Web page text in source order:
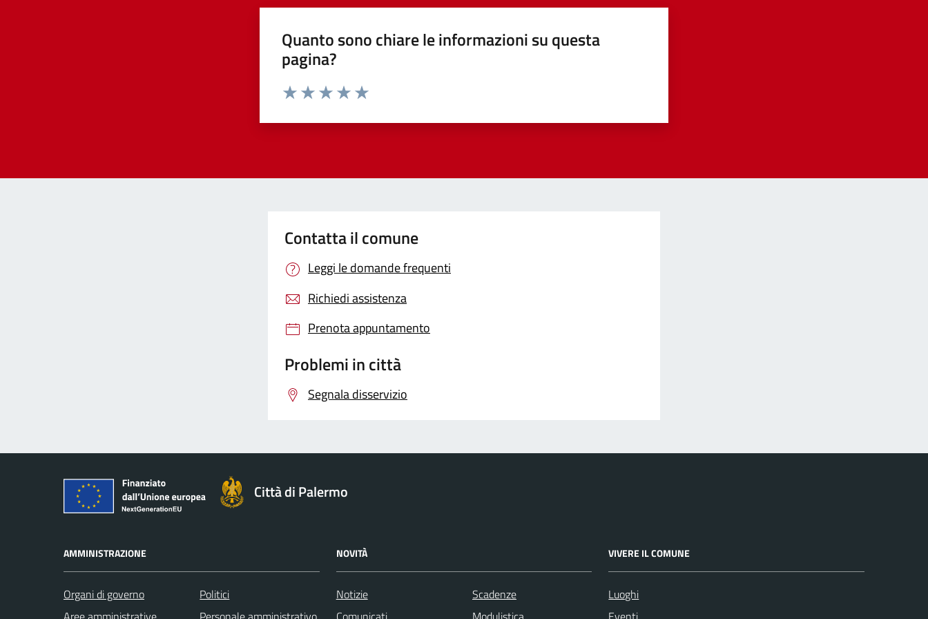
Quanto sono chiare le informazioni su questa
pagina?
Contatta il comune
Leggi le domande frequenti
Richiedi assistenza
Prenota appuntamento
Problemi in città
Segnala disservizio
Città di Palermo
AMMINISTRAZIONE
Organi di governo
Politici
NOVITÀ
Notizie
Scadenze
VIVERE IL COMUNE
Luoghi